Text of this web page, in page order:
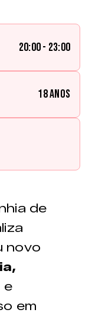
20:00 - 23:00
18 anos
de
novo
e
em